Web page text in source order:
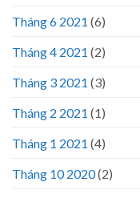
Tháng 6 2021 (6)
Tháng 4 2021 (2)
Tháng 3 2021 (3)
Tháng 2 2021 (1)
Tháng 1 2021 (4)
Tháng 10 2020(2)